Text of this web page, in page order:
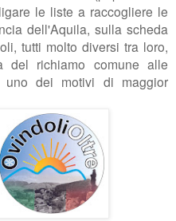
le liste a raccogliere le
dell'Aquila, sulla scheda
tutti molto diversi tra loro,
del richiamo comune alle
uno dei motivi di maggior